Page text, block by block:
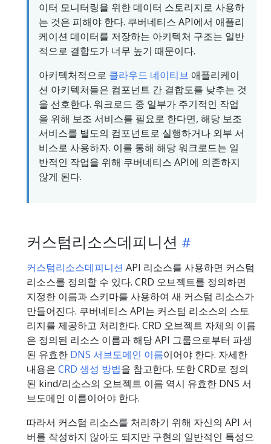
이터 모니터링을 위한 데이터 스토리지로 사용하
는 것은 피해야 한다. 쿠버네티스 API에서 애플리
케이션 데이터를 저장하는 아키텍처 구조는 일반
적으로 결합도가 너무 높기 때문이다.
아키텍처적으로 클라우드 네이티브 애플리케이
션 아키텍처들은 컴포넌트 간 결합도를 낮추는 것
을 선호한다. 워크로드 중 일부가 주기적인 작업
을 위해 보조 서비스를 필요로 한다면, 해당 보조
서비스를 별도의 컴포넌트로 실행하거나 외부 서
비스로 사용하자. 이를 통해 해당 워크로드는 일
반적인 작업을 위해 쿠버네티스 API에 의존하지
않게 된다.
커스텀리소스데피니션
커스텀리소스데피니션 API 리소스를 사용하면 커스텀
리소스를 정의할 수 있다. CRD 오브젝트를 정의하면
지정한 이름과 스키마를 사용하여 새 커스텀 리소스가
만들어진다. 쿠버네티스 API는 커스텀 리소스의 스토
리지를 제공하고 처리한다. CRD 오브젝트 자체의 이름
은 정의된 리소스 이름과 해당 API 그룹으로부터 파생
된 유효한 DNS 서브도메인 이름이어야 한다. 자세한
내용은 CRD 생성 방법을 참고한다. 또한 CRD로 정의
된 kind/리소스의 오브젝트 이름 역시 유효한 DNS 서
브도메인 이름이어야 한다.
따라서 커스텀 리소스를 처리하기 위해 자신의 API 서
버를 작성하지 않아도 되지만 구현의 일반적인 특성으